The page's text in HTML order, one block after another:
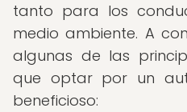
tanto para los
medio ambiente. A
algunas de las
que optar por un
beneficioso: